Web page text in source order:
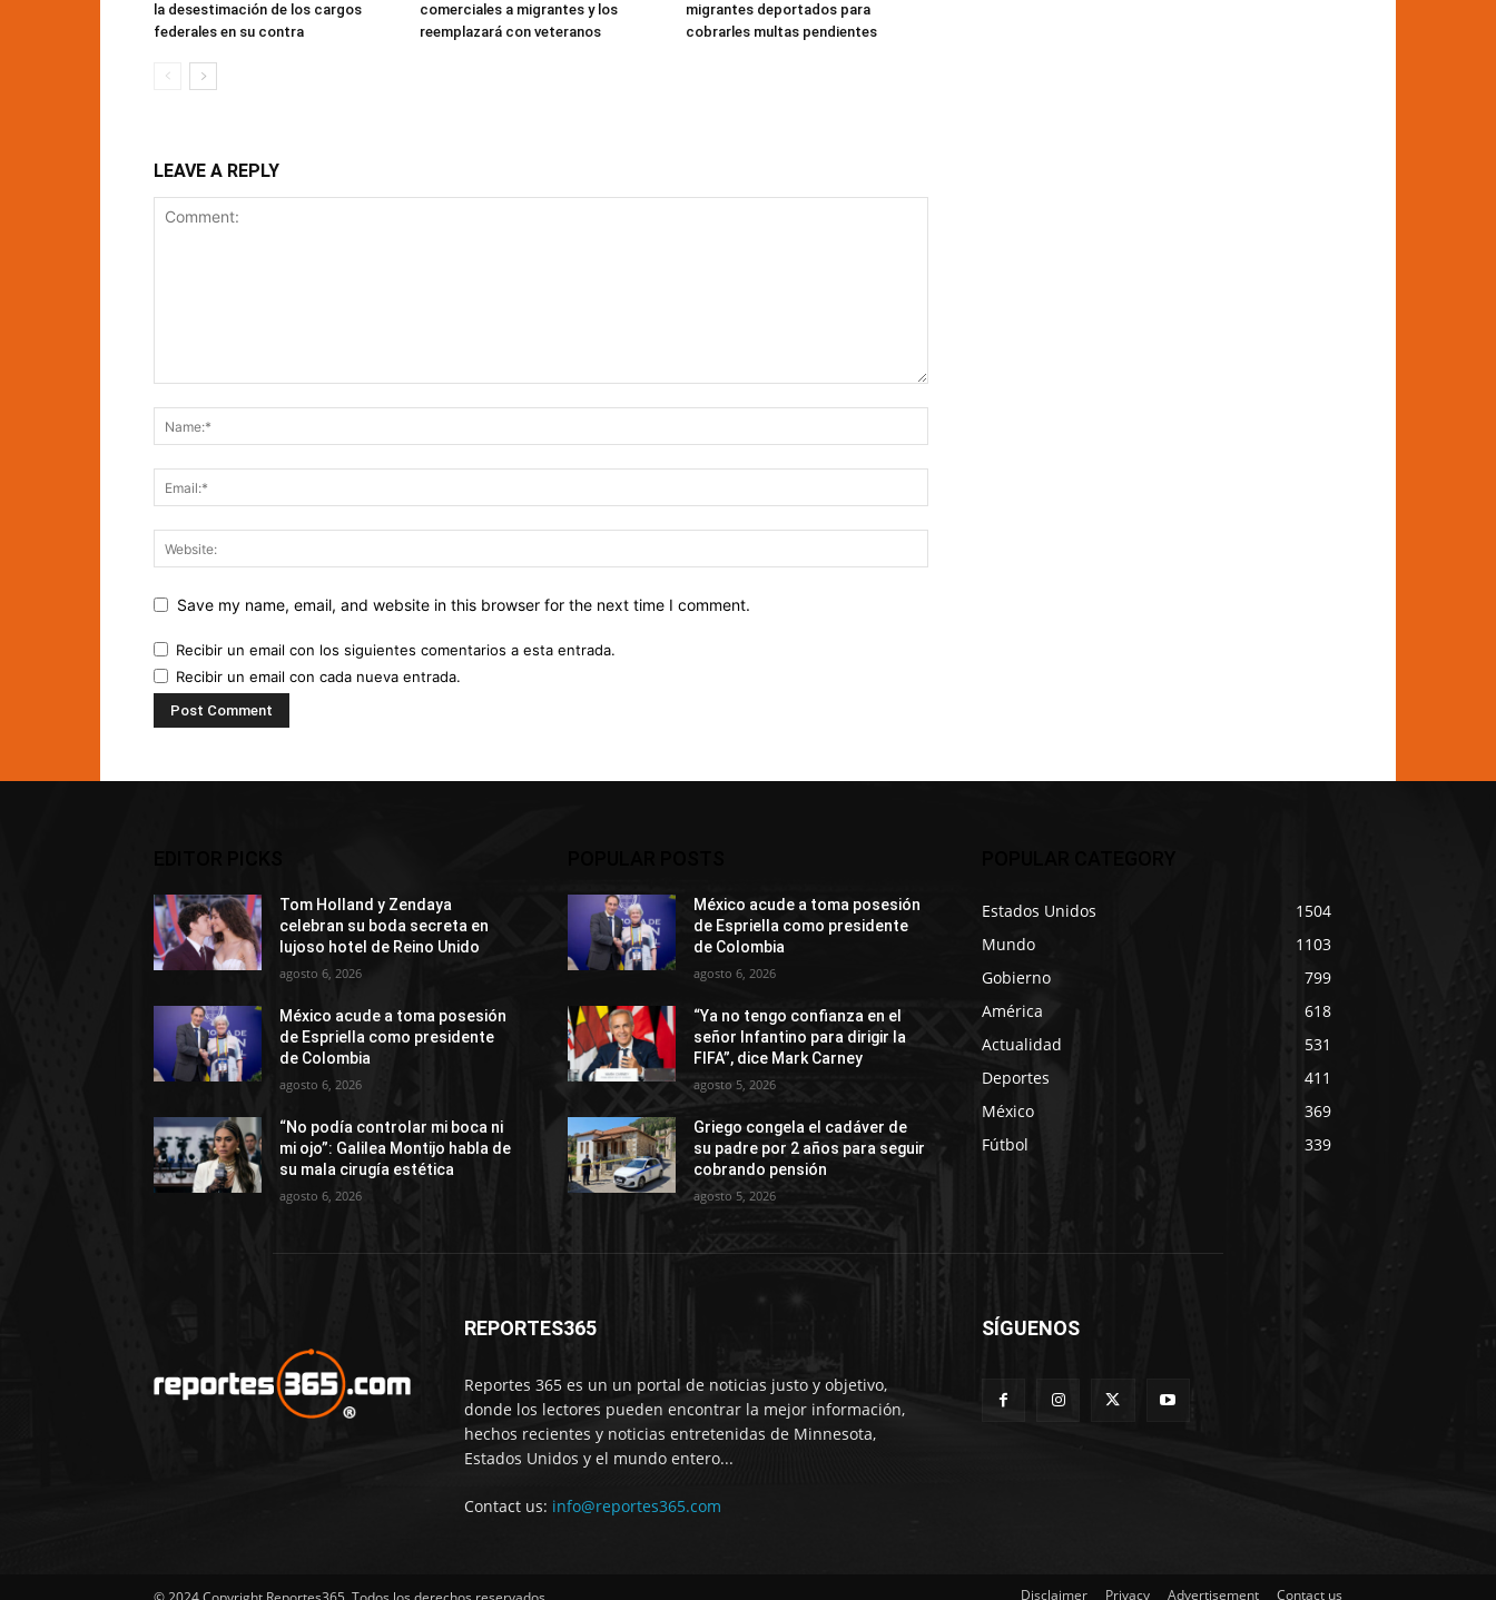
la desestimación de los cargos
federales en su contra
comerciales a migrantes y los
reemplazará con veteranos
migrantes deportados para
cobrarles multas pendientes
LEAVE A REPLY
Save my name, email, and website in this browser for the next time I comment.
Recibir un email con los siguientes comentarios a esta entrada.
Recibir un email con cada nueva entrada.
Tom Holland y Zendaya
celebran su boda secreta en
lujoso hotel de Reino Unido
agosto 6, 2026
México acude a toma posesión
de Espriella como presidente
de Colombia
agosto 6, 2026
“No podía controlar mi boca ni
mi ojo”: Galilea Montijo habla de
su mala cirugía estética
agosto 6, 2026
México acude a toma posesión
de Espriella como presidente
de Colombia
agosto 6, 2026
“Ya no tengo confianza en el
señor Infantino para dirigir la
FIFA”, dice Mark Carney
agosto 5, 2026
Griego congela el cadáver de
su padre por 2 años para seguir
cobrando pensión
agosto 5, 2026
Estados Unidos
1504
Mundo
1103
Gobierno
799
América
618
Actualidad
531
Deportes
411
México
369
Fútbol
339
REPORTES365
Reportes 365 es un un portal de noticias justo y objetivo,
donde los lectores pueden encontrar la mejor información,
hechos recientes y noticias entretenidas de Minnesota,
Estados Unidos y el mundo entero...
Contact us: info@reportes365.com
SÍGUENOS
Disclaimer Privacy Advertisement Contact us